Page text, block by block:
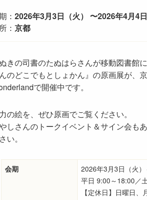
： 2026年3月3日（火） 〜2026年4月4日
： 京都
きの司書のたぬはらさんが移動図書館
のどこでもとしょかん』の原画展が、
で開催中です。
の絵を、ぜひ原画でご覧ください。
しさんのトークイベント＆サイン会も
い。
会期
2026年3月3日（火）
平日 9:00～18:00／
【定休日】日曜日、